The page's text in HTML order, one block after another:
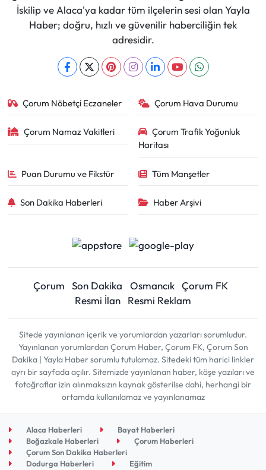
İskilip ve Alaca'ya kadar tüm ilçelerin sesi olan Yayla
Haber; doğru, hızlı ve güvenilir haberciliğin tek
adresidir.
Çorum Nöbetçi Eczaneler Çorum Hava Durumu
Çorum Namaz Vakitleri
Çorum Trafik Yoğunluk
Haritası
Puan Durumu ve Fikstür Tüm Manşetler
Son Dakika Haberleri Haber Arşivi
Çorum Son Dakika Osmancık Çorum FK
Resmi İlan
Resmi Reklam
Sitede yayınlanan içerik ve yorumlardan yazarları sorumludur.
Yayınlanan yorumlardan Çorum Haber, Çorum FK, Çorum Son
Dakika | Yayla Haber sorumlu tutulamaz. Sitedeki tüm harici linkler
ayrı bir sayfada açılır. Sitemizde yayınlanan haber, köşe yazıları ve
fotoğraflar izin alınmaksızın kaynak gösterilse dahi, herhangi bir
ortamda kullanılamaz ve yayınlanamaz
Alaca Haberleri
Bayat Haberleri
Boğazkale Haberleri
Çorum Haberleri
Çorum Son Dakika Haberleri
Dodurga Haberleri
Eğitim